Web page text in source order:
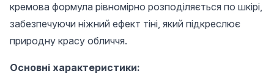
кремова формула рівномірно розподіляється по шкірі,
забезпечуючи ніжний ефект тіні, який підкреслює
природну красу обличчя.
Основні характеристики: